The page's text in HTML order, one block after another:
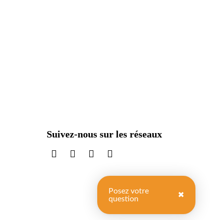
Suivez-nous sur les réseaux
sur LinkedInsur Instagram
sur TikTok
sur X
Posez votre
question
✖